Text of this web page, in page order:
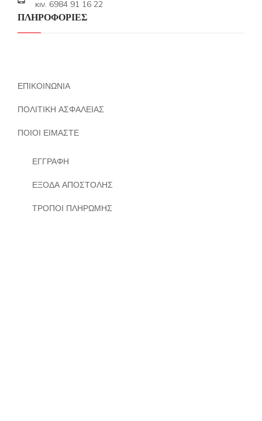
κιν. 6984 91 16 22
ΠΛΗΡΟΦΟΡΙΕΣ
ΕΠΙΚΟΙΝΩΝΙΑ
ΠΟΛΙΤΙΚΗ ΑΣΦΑΛΕΙΑΣ
ΠΟΙΟΙ ΕΙΜΑΣΤΕ
ΕΓΓΡΑΦΗ
ΕΞΟΔΑ ΑΠΟΣΤΟΛΗΣ
ΤΡΟΠΟΙ ΠΛΗΡΩΜΗΣ